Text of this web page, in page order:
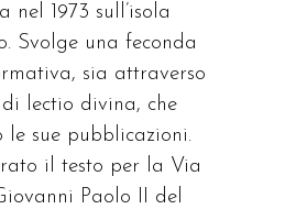
nel 1973 sull’isola
Svolge una feconda
sia attraverso
lectio divina, che
le sue pubblicazioni.
il testo per la Via
Paolo II del